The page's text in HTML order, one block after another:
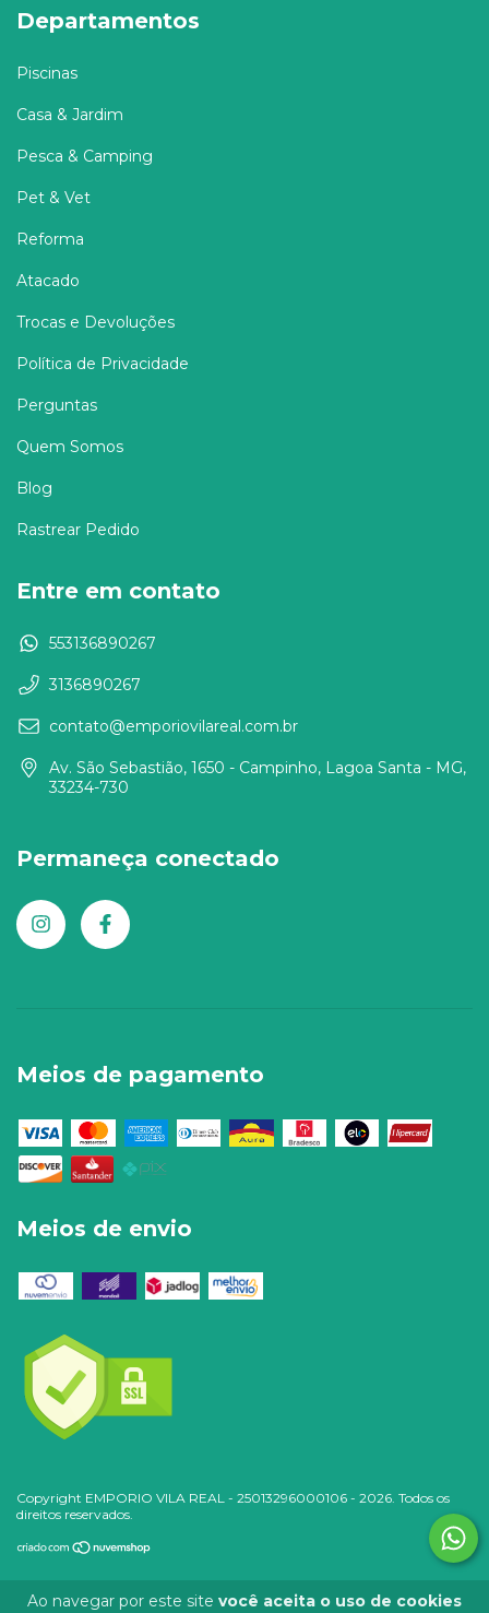
Ao navegar por este site você aceita o uso de cookies
Departamentos
Piscinas
Casa & Jardim
Pesca & Camping
Pet & Vet
Reforma
Atacado
Trocas e Devoluções
Política de Privacidade
Perguntas
Quem Somos
Blog
Rastrear Pedido
Entre em contato
553136890267
3136890267
contato@emporiovilareal.com.br
Av. São Sebastião, 1650 - Campinho, Lagoa Santa - MG,
33234-730
Permaneça conectado
Meios de pagamento
Meios de envio
Copyright EMPORIO VILA REAL - 25013296000106 - 2026. Todos os
direitos reservados.